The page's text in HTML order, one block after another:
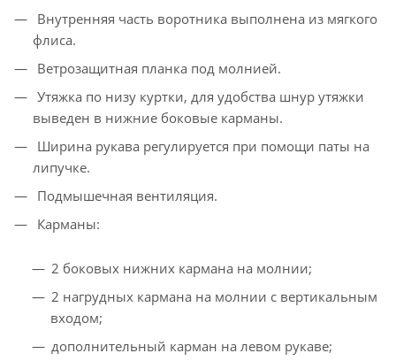
Внутренняя часть воротника выполнена из мягкого
флиса.
Ветрозащитная планка под молнией.
Утяжка по низу куртки, для удобства шнур утяжки
выведен в нижние боковые карманы.
Ширина рукава регулируется при помощи паты на
липучке.
Подмышечная вентиляция.
Карманы:
2 боковых нижних кармана на молнии;
2 нагрудных кармана на молнии с вертикальным
входом;
дополнительный карман на левом рукаве;